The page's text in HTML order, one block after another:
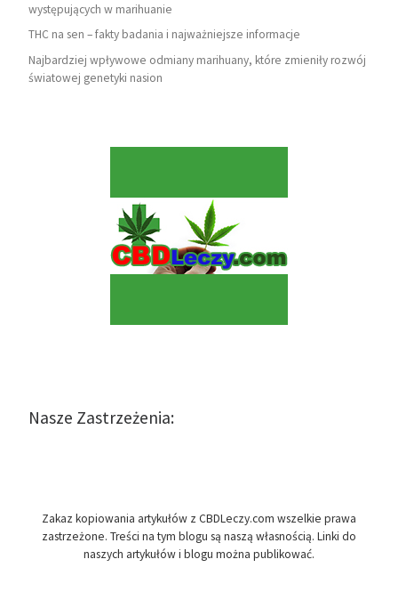
występujących w marihuanie
THC na sen – fakty badania i najważniejsze informacje
Najbardziej wpływowe odmiany marihuany, które zmieniły rozwój
światowej genetyki nasion
Nasze Zastrzeżenia:
Zakaz kopiowania artykułów z CBDLeczy.com wszelkie prawa
zastrzeżone. Treści na tym blogu są naszą własnością. Linki do
naszych artykułów i blogu można publikować.